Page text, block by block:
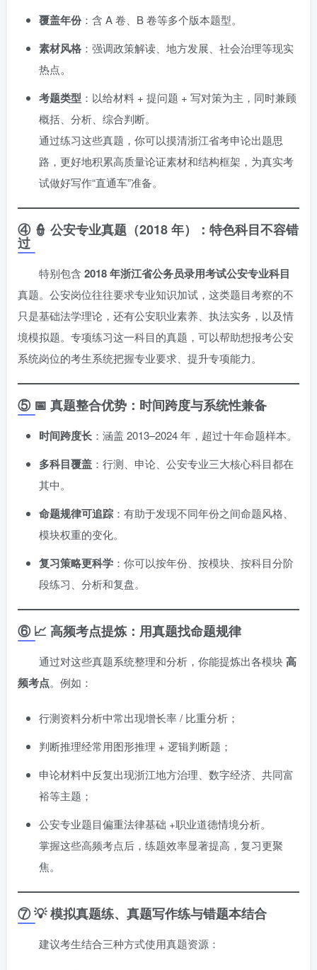
覆盖年份：含 A 卷、B 卷等多个版本题型。
素材风格 ：强调政策解读、地方发展、社会治理等现实
热点。
考题类型 ：以给材料 + 提问题 + 写对策为主，同时兼顾
概括、分析、综合判断。
通过练习这些真题，你可以摸清浙江省考申论出题思
路，更好地积累高质量论证素材和结构框架，为真实考
试做好写作“直通车”准备。
④ 👮 公安专业真题（2018 年）：特色科目不容错
过
特别包含 2018 年浙江省公务员录用考试公安专业科目
真题。公安岗位往往要求专业知识加试，这类题目考察的不
只是基础法学理论，还有公安职业素养、执法实务，以及情
境模拟题。专项练习这一科目的真题，可以帮助想报考公安
系统岗位的考生系统把握专业要求、提升专项能力。
⑤ 📅 真题整合优势：时间跨度与系统性兼备
时间跨度长 ：涵盖 2013–2024 年，超过十年命题样本。
多科目覆盖 ：行测、申论、公安专业三大核心科目都在
其中。
命题规律可追踪 ：有助于发现不同年份之间命题风格、
模块权重的变化。
复习策略更科学 ：你可以按年份、按模块、按科目分阶
段练习、分析和复盘。
⑥ 📈 高频考点提炼：用真题找命题规律
通过对这些真题系统整理和分析，你能提炼出各模块高
频考点。例如：
行测资料分析中常出现增长率 / 比重分析；
判断推理经常用图形推理 + 逻辑判断题；
申论材料中反复出现浙江地方治理、数字经济、共同富
裕等主题；
公安专业题目偏重法律基础 +职业道德情境分析。
掌握这些高频考点后，练题效率显著提高，复习更聚
焦。
⑦ 💡 模拟真题练、真题写作练与错题本结合
建议考生结合三种方式使用真题资源：